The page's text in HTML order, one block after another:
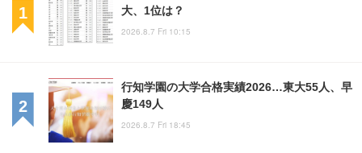
大、1位は？
2026.8.7 Fri 10:15
行知学園の大学合格実績2026…東大55人、早
慶149人
2026.8.7 Fri 18:45